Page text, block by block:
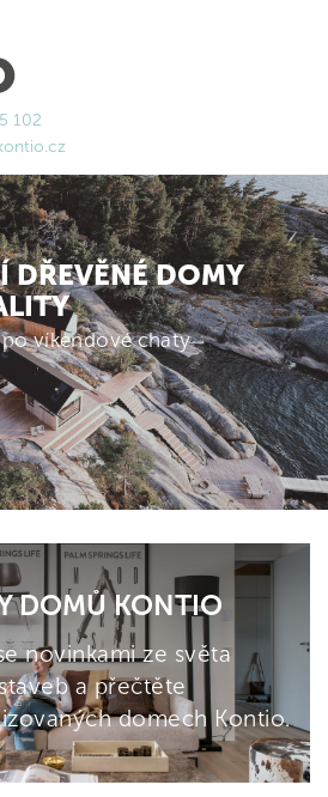
102
DŘEVĚNÉ DOMY
po víkendové chaty
DOMŮ KONTIO
novinkami ze světa
a přečtěte
domech Kontio.